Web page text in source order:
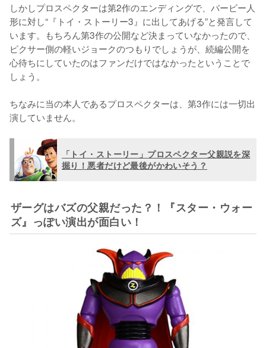
しかしプロスペクターは第2作のエンディングで、バービー人
形に対し“『トイ・ストーリー3』に出してあげる”と発言して
います。もちろん第3作の公開など決まっていなかったので、
ピクサー側の軽いジョークのつもりでしょうが、続編公開を
心待ちにしていたのはファンだけではなかったということで
しょう。
ちなみに当の本人であるプロスペクターは、第3作には一切出
演していません。
「トイ・ストーリー」プロスペクター父親説を深
掘り！悪者だけど最後がかわいそう？
ザーグはバズの父親だった？！『スター・ウォー
ズ』っぽい演出が面白い！